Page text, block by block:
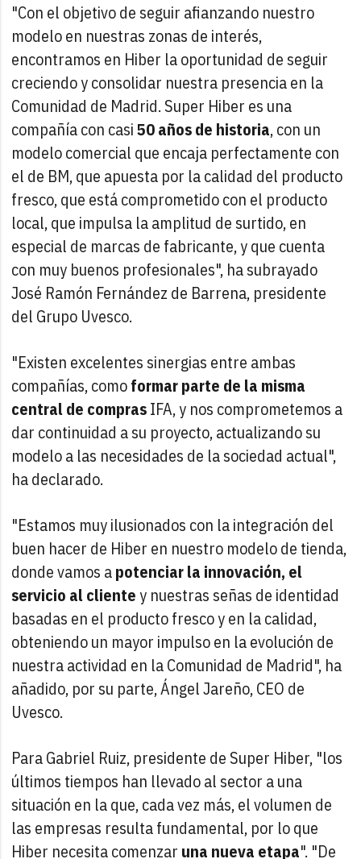
"Con el objetivo de seguir afianzando nuestro
modelo en nuestras zonas de interés,
encontramos en Hiber la oportunidad de seguir
creciendo y consolidar nuestra presencia en la
Comunidad de Madrid. Super Hiber es una
compañía con casi50 años de historia, con un
modelo comercial que encaja perfectamente con
el de BM, que apuesta por la calidad del producto
fresco, que está comprometido con el producto
local, que impulsa la amplitud de surtido, en
especial de marcas de fabricante, y que cuenta
con muy buenos profesionales", ha subrayado
José Ramón Fernández de Barrena, presidente
del Grupo Uvesco.
"Existen excelentes sinergias entre ambas
compañías, comoformar parte de la misma
central de comprasIFA, y nos comprometemos a
dar continuidad a su proyecto, actualizando su
modelo a las necesidades de la sociedad actual",
ha declarado.
"Estamos muy ilusionados con la integración del
buen hacer de Hiber en nuestro modelo de tienda,
donde vamos apotenciar la innovación, el
servicio al clientey nuestras señas de identidad
basadas en el producto fresco y en la calidad,
obteniendo un mayor impulso en la evolución de
nuestra actividad en la Comunidad de Madrid", ha
añadido, por su parte, Ángel Jareño, CEO de
Uvesco.
Para Gabriel Ruiz, presidente de Super Hiber, "los
últimos tiempos han llevado al sector a una
situación en la que, cada vez más, el volumen de
las empresas resulta fundamental, por lo que
Hiber necesita comenzar una nueva etapa". "De